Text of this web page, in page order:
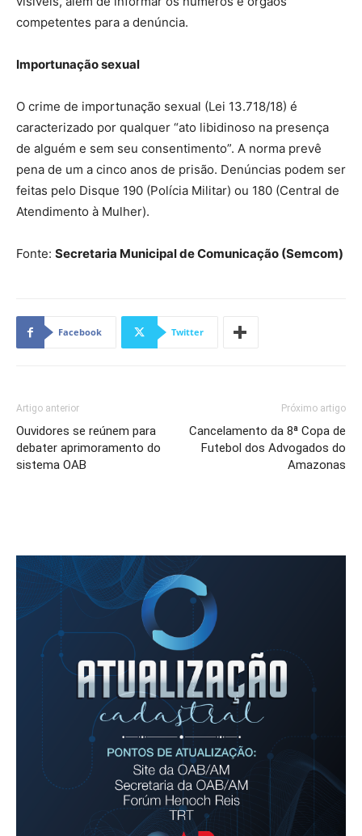
competentes para a denúncia.
Importunação sexual
O crime de importunação sexual (Lei 13.718/18) é
caracterizado por qualquer “ato libidinoso na presença
de alguém e sem seu consentimento”. A norma prevê
pena de um a cinco anos de prisão. Denúncias podem ser
feitas pelo Disque 190 (Polícia Militar) ou 180 (Central de
Atendimento à Mulher).
Fonte: Secretaria Municipal de Comunicação (Semcom)
Facebook Twitter
Artigo anterior
Ouvidores se reúnem para
debater aprimoramento do
sistema OAB
Próximo artigo
Cancelamento da 8ª Copa de
Futebol dos Advogados do
Amazonas